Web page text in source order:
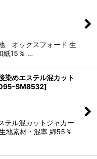
オックスフォード 生
紙15％ …
めエステル混カット
SM8532]
テル混カットジャカー
地素材・混率 綿55％